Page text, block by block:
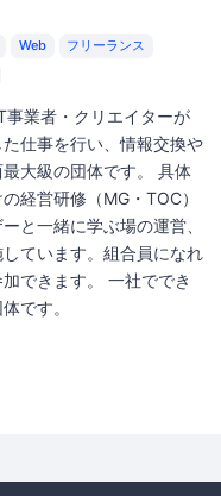
Web
フリーランス
事業者・クリエイターが
仕事を行い、情報交換や
大級の団体です。 具体
経営研修（MG・TOC）
と一緒に学ぶ場の運営、
ています。組合員になれ
できます。 一社ででき
です。